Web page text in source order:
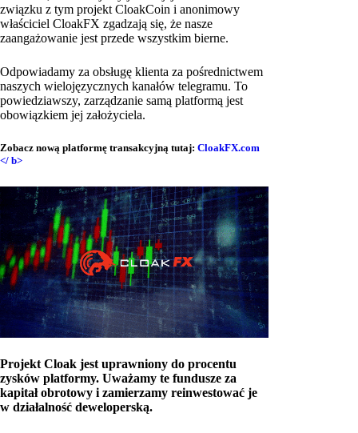
związku z tym projekt CloakCoin i anonimowy
właściciel CloakFX zgadzają się, że nasze
zaangażowanie jest przede wszystkim bierne.
Odpowiadamy za obsługę klienta za pośrednictwem
naszych wielojęzycznych kanałów telegramu. To
powiedziawszy, zarządzanie samą platformą jest
obowiązkiem jej założyciela.
Zobacz nową platformę transakcyjną tutaj: CloakFX.com
</ b>
Projekt Cloak jest uprawniony do procentu
zysków platformy. Uważamy te fundusze za
kapitał obrotowy i zamierzamy reinwestować je
w działalność deweloperską.